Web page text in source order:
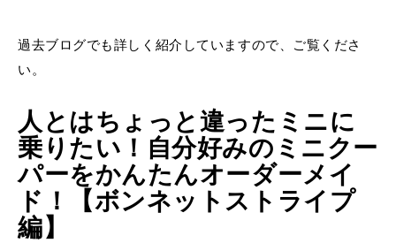
過去ブログでも詳しく紹介していますので、ご覧くださ
い。
人とはちょっと違ったミニに
乗りたい！自分好みのミニクー
パーをかんたんオーダーメイ
ド！【ボンネットストライプ
編】